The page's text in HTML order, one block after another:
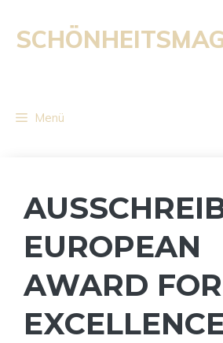
Inhalt
springen
Menü
EUROPEAN
AWARD FOR